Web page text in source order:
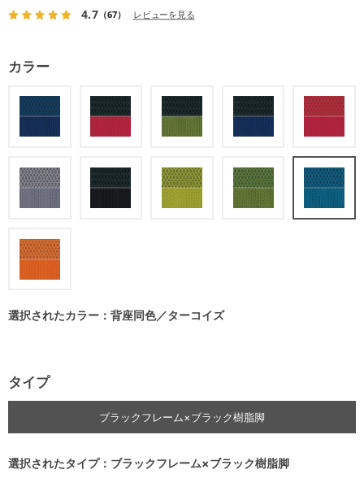
4.7（67） レビューを見る
カラー
選択されたカラー：背座同色／ターコイズ
タイプ
ブラックフレーム×ブラック樹脂脚
選択されたタイプ：ブラックフレーム×ブラック樹脂脚